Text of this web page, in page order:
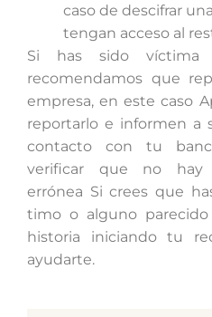
caso de descifrar
tengan acceso al
Si has sido
recomendamos que
empresa, en este caso
reportarlo e informen a
contacto con tu
verificar que no hay
errónea Si crees que
timo o alguno
historia iniciando tu
ayudarte.